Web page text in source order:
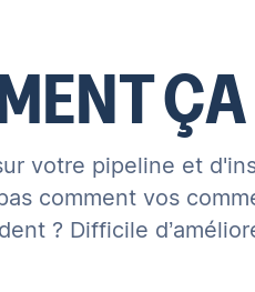
votre pipeline et
comment vos
? Difficile